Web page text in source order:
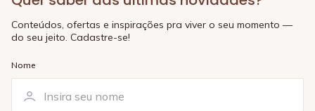
Conteúdos, ofertas e inspirações pra viver o seu momento —
do seu jeito. Cadastre-se!
Nome